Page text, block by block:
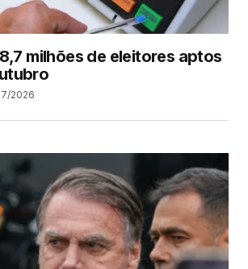
milhões de eleitores aptos
2026